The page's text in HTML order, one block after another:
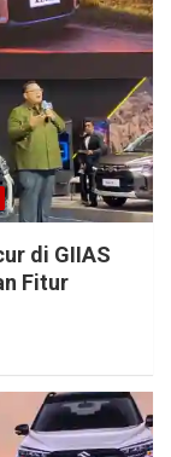
di GIIAS
Fitur